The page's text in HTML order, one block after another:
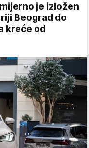
je izložen
Beograd do
kreće od